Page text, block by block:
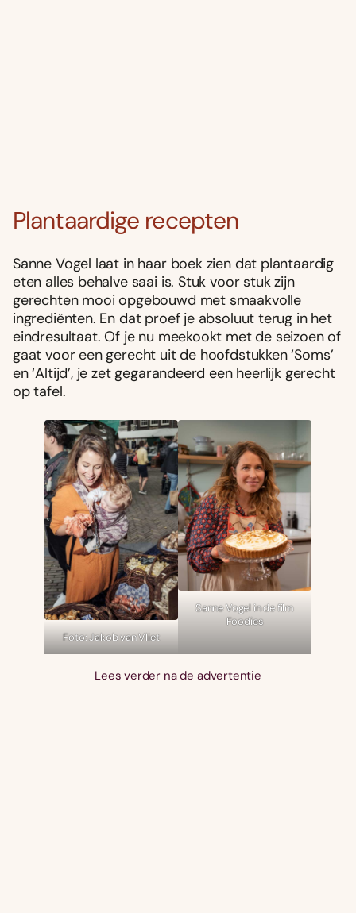
Plantaardige recepten
Sanne Vogel laat in haar boek zien dat plantaardig
eten alles behalve saai is. Stuk voor stuk zijn
gerechten mooi opgebouwd met smaakvolle
ingrediënten. En dat proef je absoluut terug in het
eindresultaat. Of je nu meekookt met de seizoen of
gaat voor een gerecht uit de hoofdstukken ‘Soms’
en ‘Altijd’, je zet gegarandeerd een heerlijk gerecht
op tafel.
Foto: Jakob van Vliet
Sanne Vogel in de film
Foodies
Lees verder na de advertentie